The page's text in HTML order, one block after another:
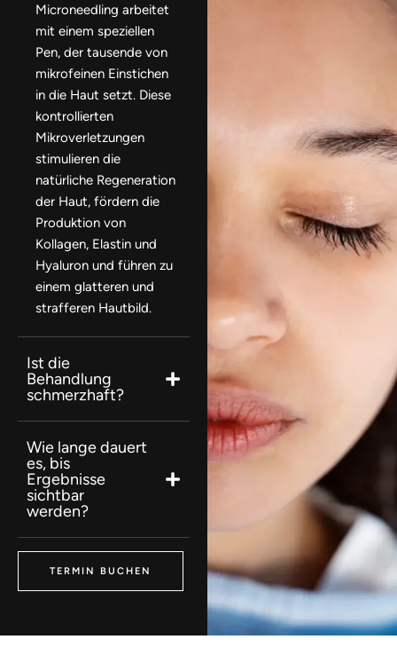
Microneedling arbeitet
mit einem speziellen
Pen, der tausende von
mikrofeinen Einstichen
in die Haut setzt. Diese
kontrollierten
Mikroverletzungen
stimulieren die
natürliche Regeneration
der Haut, fördern die
Produktion von
Kollagen, Elastin und
Hyaluron und führen zu
einem glatteren und
strafferen Hautbild.
Ist die
Behandlung
schmerzhaft?
Wie lange dauert
es, bis
Ergebnisse
sichtbar
werden?
TERMIN BUCHEN